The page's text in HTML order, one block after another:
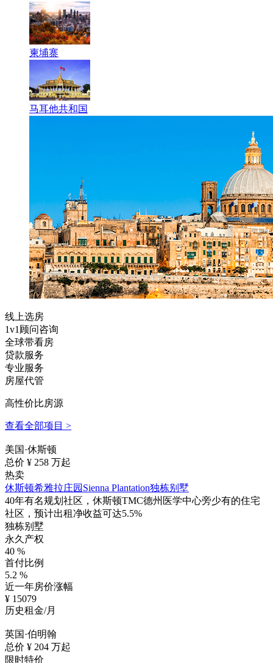
柬埔寨
马耳他共和国
线上选房
1v1顾问咨询
全球带看房
贷款服务
专业服务
房屋代管
高性价比房源
查看全部项目 >
美国·休斯顿
总价 ¥ 258 万起
热卖
休斯顿希雅拉庄园Sienna Plantation独栋别墅
40年有名规划社区，休斯顿TMC德州医学中心旁少有的住宅
社区，预计出租净收益可达5.5%
独栋别墅
永久产权
40 %
首付比例
5.2 %
近一年房价涨幅
¥ 15079
历史租金/月
英国·伯明翰
总价 ¥ 204 万起
限时特价